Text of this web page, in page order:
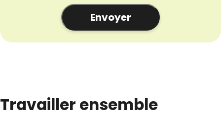
Travailler ensemble